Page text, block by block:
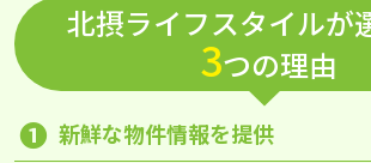
北摂ライフスタイルが
3つの理由
❶ 新鮮な物件情報を提供